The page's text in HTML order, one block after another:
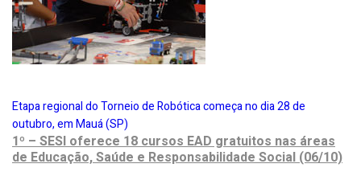
Etapa regional do Torneio de Robótica começa no dia 28 de
outubro, em Mauá (SP)
1º – SESI oferece 18 cursos EAD gratuitos nas áreas
de Educação, Saúde e Responsabilidade Social (06/10)